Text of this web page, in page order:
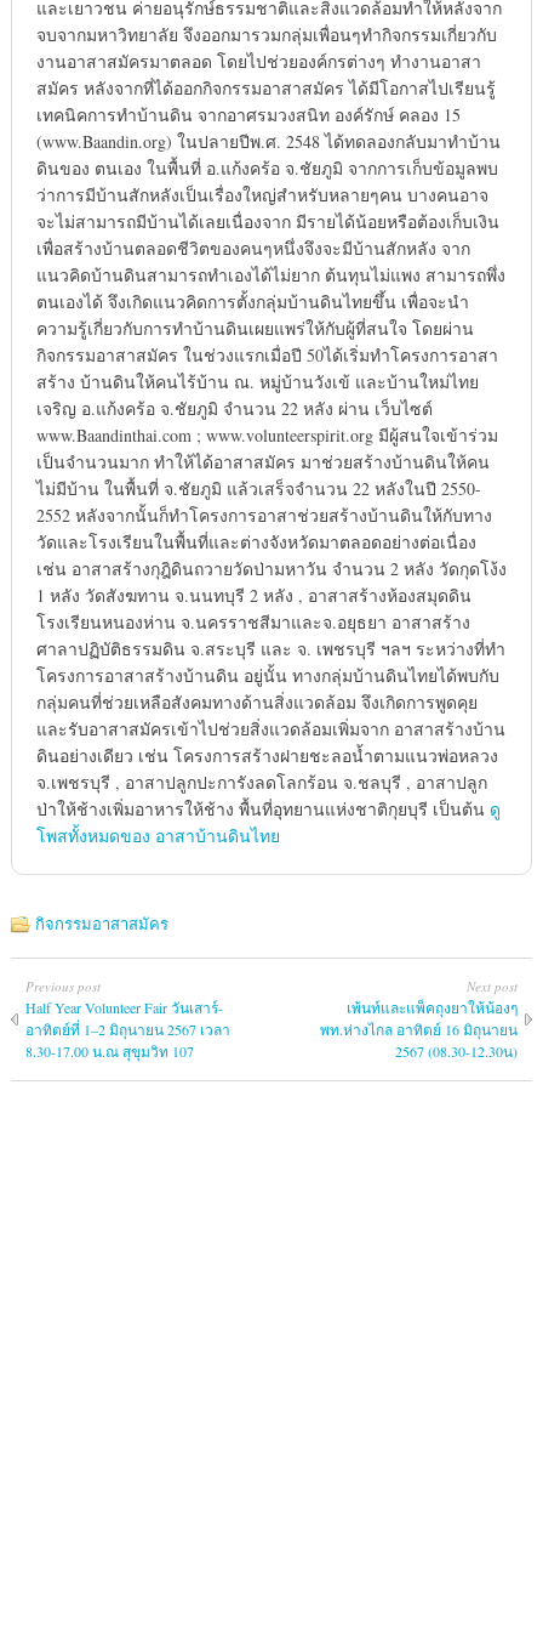
และเยาวชน ค่ายอนุรักษ์ธรรมชาติและสิ่งแวดล้อมทำให้หลังจาก
จบจากมหาวิทยาลัย จึงออกมารวมกลุ่มเพื่อนๆทำกิจกรรมเกี่ยวกับ
งานอาสาสมัครมาตลอด โดยไปช่วยองค์กรต่างๆ ทำงานอาสา
สมัคร หลังจากที่ได้ออกกิจกรรมอาสาสมัคร ได้มีโอกาสไปเรียนรู้
เทคนิคการทำบ้านดิน จากอาศรมวงสนิท องค์รักษ์ คลอง 15
(www.Baandin.org) ในปลายปีพ.ศ. 2548 ได้ทดลองกลับมาทำบ้าน
ดินของ ตนเอง ในพื้นที่ อ.แก้งคร้อ จ.ชัยภูมิ จากการเก็บข้อมูลพบ
ว่าการมีบ้านสักหลังเป็นเรื่องใหญ่สำหรับหลายๆคน บางคนอาจ
จะไม่สามารถมีบ้านได้เลยเนื่องจาก มีรายได้น้อยหรือต้องเก็บเงิน
เพื่อสร้างบ้านตลอดชีวิตของคนๆหนึ่งจึงจะมีบ้านสักหลัง จาก
แนวคิดบ้านดินสามารถทำเองได้ไม่ยาก ต้นทุนไม่แพง สามารถพึ่ง
ตนเองได้ จึงเกิดแนวคิดการตั้งกลุ่มบ้านดินไทยขึ้น เพื่อจะนำ
ความรู้เกี่ยวกับการทำบ้านดินเผยแพร่ให้กับผู้ที่สนใจ โดยผ่าน
กิจกรรมอาสาสมัคร ในช่วงแรกเมื่อปี 50ได้เริ่มทำโครงการอาสา
สร้าง บ้านดินให้คนไร้บ้าน ณ. หมู่บ้านวังเข้ และบ้านใหม่ไทย
เจริญ อ.แก้งคร้อ จ.ชัยภูมิ จำนวน 22 หลัง ผ่าน เว็บไซต์
www.Baandinthai.com ; www.volunteerspirit.org มีผู้สนใจเข้าร่วม
เป็นจำนวนมาก ทำให้ได้อาสาสมัคร มาช่วยสร้างบ้านดินให้คน
ไม่มีบ้าน ในพื้นที่ จ.ชัยภูมิ แล้วเสร็จจำนวน 22 หลังในปี 2550-
2552 หลังจากนั้นก็ทำโครงการอาสาช่วยสร้างบ้านดินให้กับทาง
วัดและโรงเรียนในพื้นที่และต่างจังหวัดมาตลอดอย่างต่อเนื่อง
เช่น อาสาสร้างกุฎิดินถวายวัดป่ามหาวัน จำนวน 2 หลัง วัดกุดโง้ง
1 หลัง วัดสังฆทาน จ.นนทบุรี 2 หลัง , อาสาสร้างห้องสมุดดิน
โรงเรียนหนองห่าน จ.นครราชสีมาและจ.อยุธยา อาสาสร้าง
ศาลาปฏิบัติธรรมดิน จ.สระบุรี และ จ. เพชรบุรี ฯลฯ ระหว่างที่ทำ
โครงการอาสาสร้างบ้านดิน อยู่นั้น ทางกลุ่มบ้านดินไทยได้พบกับ
กลุ่มคนที่ช่วยเหลือสังคมทางด้านสิ่งแวดล้อม จึงเกิดการพูดคุย
และรับอาสาสมัครเข้าไปช่วยสิ่งแวดล้อมเพิ่มจาก อาสาสร้างบ้าน
ดินอย่างเดียว เช่น โครงการสร้างฝายชะลอน้ำตามแนวพ่อหลวง
จ.เพชรบุรี , อาสาปลูกปะการังลดโลกร้อน จ.ชลบุรี , อาสาปลูก
ป่าให้ช้างเพิ่มอาหารให้ช้าง พื้นที่อุทยานแห่งชาติกุยบุรี เป็นต้น ดู
โพสทั้งหมดของ อาสาบ้านดินไทย
กิจกรรมอาสาสมัคร
Previous post
Half Year Volunteer Fair วันเสาร์-
อาทิตย์ที่ 1–2 มิถุนายน 2567 เวลา
8.30-17.00 น.ณ สุขุมวิท 107
Next post
เพ้นท์และแพ็คถุงยาให้น้องๆ
พท.ห่างไกล อาทิตย์ 16 มิถุนายน
2567 (08.30-12.30น)